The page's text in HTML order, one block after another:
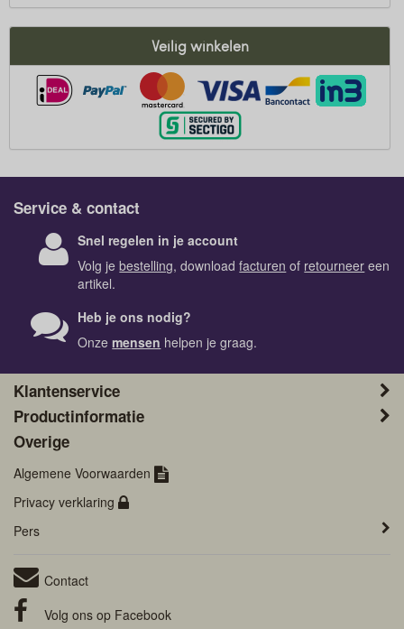
Veilig winkelen
Service & contact
Snel regelen in je account
Volg jebestelling, downloadfacturen of retourneer een
artikel.
Heb je ons nodig?
Onzemensen helpen je graag.
Klantenservice
Productinformatie
Overige
Algemene Voorwaarden
Privacy verklaring
Pers
Contact
Volg ons op Facebook